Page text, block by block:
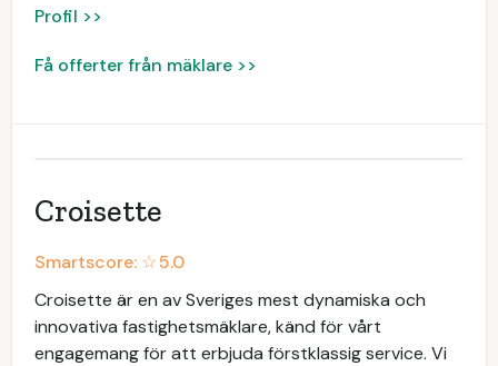
Profil >>
Få offerter från mäklare >>
Croisette
Smartscore: ☆5.0
Croisette är en av Sveriges mest dynamiska och
innovativa fastighetsmäklare, känd för vårt
engagemang för att erbjuda förstklassig service. Vi